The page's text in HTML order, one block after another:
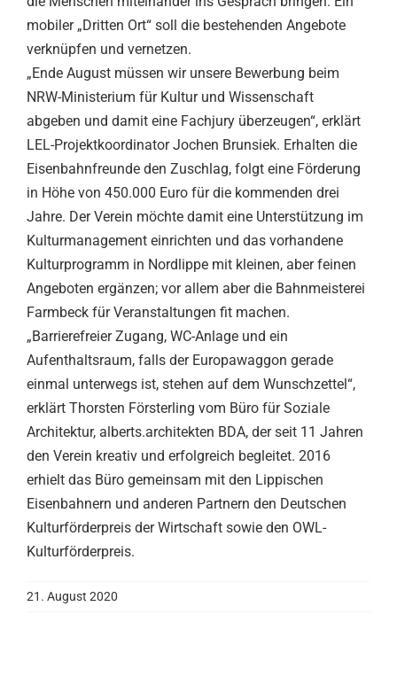
mobiler „Dritten Ort“ soll die bestehenden Angebote
verknüpfen und vernetzen.
„Ende August müssen wir unsere Bewerbung beim
NRW-Ministerium für Kultur und Wissenschaft
abgeben und damit eine Fachjury überzeugen“, erklärt
LEL-Projektkoordinator Jochen Brunsiek. Erhalten die
Eisenbahnfreunde den Zuschlag, folgt eine Förderung
in Höhe von 450.000 Euro für die kommenden drei
Jahre. Der Verein möchte damit eine Unterstützung im
Kulturmanagement einrichten und das vorhandene
Kulturprogramm in Nordlippe mit kleinen, aber feinen
Angeboten ergänzen; vor allem aber die Bahnmeisterei
Farmbeck für Veranstaltungen fit machen.
„Barrierefreier Zugang, WC-Anlage und ein
Aufenthaltsraum, falls der Europawaggon gerade
einmal unterwegs ist, stehen auf dem Wunschzettel“,
erklärt Thorsten Försterling vom Büro für Soziale
Architektur, alberts.architekten BDA, der seit 11 Jahren
den Verein kreativ und erfolgreich begleitet. 2016
erhielt das Büro gemeinsam mit den Lippischen
Eisenbahnern und anderen Partnern den Deutschen
Kulturförderpreis der Wirtschaft sowie den OWL-
Kulturförderpreis.
21. August 2020